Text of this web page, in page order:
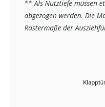
** Als Nutztiefe müssen
abgezogen werden. Die
Rastermaße der